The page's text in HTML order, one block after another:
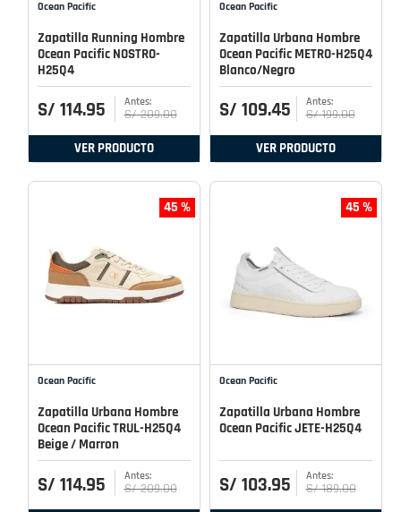
Ocean Pacific
Zapatilla Running Hombre
Ocean Pacific NOSTRO-
H25Q4
S/ 114.95 S/ 209.00
VER PRODUCTO
Ocean Pacific
Zapatilla Urbana Hombre
Ocean Pacific METRO-H25Q4
Blanco/Negro
S/ 109.45 S/ 199.00
VER PRODUCTO
45 %
Ocean Pacific
Zapatilla Urbana Hombre
Ocean Pacific TRUL-H25Q4
Beige / Marron
S/ 114.95 S/ 209.00
45 %
Ocean Pacific
Zapatilla Urbana Hombre
Ocean Pacific JETE-H25Q4
S/ 103.95 S/ 189.00